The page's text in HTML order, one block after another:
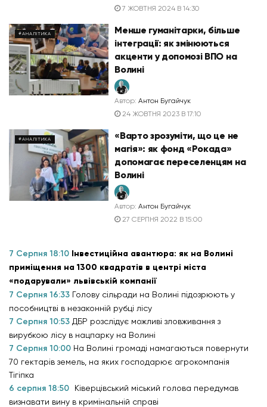
7 ЖОВТНЯ 2024 В 14:30
#АНАЛІТИКА
Менше гуманітарки, більше
інтеграції: як змінюються
акценти у допомозі ВПО на
Волині
Автор: Антон Бугайчук
24 ЖОВТНЯ 2023 В 17:10
#АНАЛІТИКА
«Варто зрозуміти, що це не
магія»: як фонд «Рокада»
допомагає переселенцям на
Волині
Автор: Антон Бугайчук
27 СЕРПНЯ 2022 В 15:00
7 Серпня 18:10 Інвестиційна авантюра: як на Волині
приміщення на 1300 квадратів в центрі міста
«подарували» львівській компанії
7 Серпня 16:33 Голову сільради на Волині підозрюють у
пособництві в незаконній рубці лісу
7 Серпня 10:53 ДБР розслідує можливі зловживання з
вирубкою лісу в нацпарку на Волині
7 Серпня 10:00 На Волині громаді намагаються повернути
70 гектарів земель, на яких господарює агрокомпанія
Тігіпка
6 серпня 18:50
Ківерцівський міський голова передумав
визнавати вину в кримінальній справі